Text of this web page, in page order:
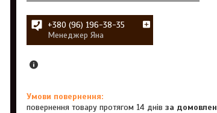
+380 (96) 196-38-35
Менеджер Яна
повернення товару протягом 14 днівза